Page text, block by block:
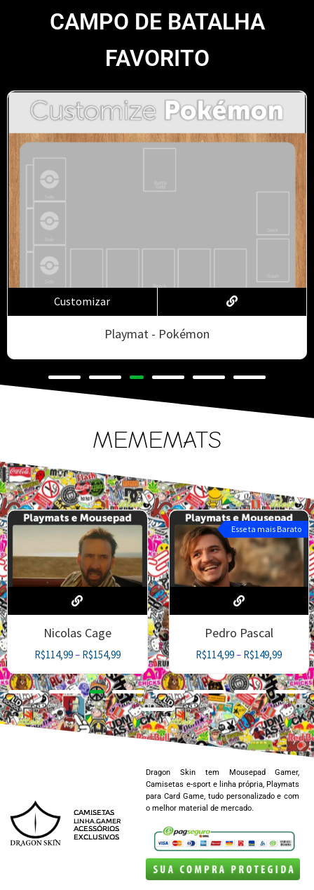
CAMPO DE BATALHA
FAVORITO
Customizar
Playmat - Digimon
MEMEMATS
Esse ta mais Barato
Pedro Pascal
R$114,99–R$149,99
Esse ta mais
Pascal e
R$114,99– R$149,99
CAMISETAS
LINHA GAMER
ACESSÓRIOS
EXCLUSIVOS
Dragon Skin tem Mousepad Gamer,
Camisetas e-sport e linha própria, Playmats
para Card Game, tudo personalizado e com
o melhor material de mercado.